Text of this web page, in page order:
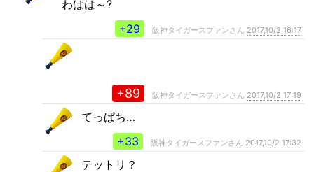
わはは～?
+29
阪神タイガースファンさん 2017,10/2 16:17
+89 阪神タイガースファンさん 2017,10/2 17:19
てっぱち…
+33
阪神タイガースファンさん 2017,10/2 17:32
テットリ？